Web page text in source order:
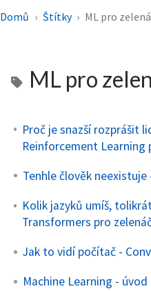
Domů Štítky ML pro
ML pro
Proč je snazší rozprášit
Reinforcement Learning
Tenhle člověk
Kolik jazyků umíš,
Transformers pro
Jak to vidí počítač -
Machine Learning -